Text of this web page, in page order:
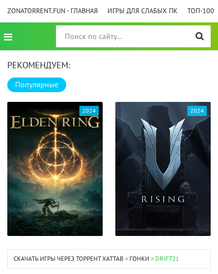
ZONATORRENT.FUN - ГЛАВНАЯ ИГРЫ ДЛЯ СЛАБЫХ ПК ТОП-100
РЕКОМЕНДУЕМ:
Популярные
2024 2024
СКАЧАТЬ ИГРЫ ЧЕРЕЗ ТОРРЕНТ XATTAB » ГОНКИ » DRIFT21